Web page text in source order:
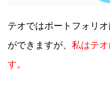
テオではポートフォリ
ができますが、 私はテ
す。